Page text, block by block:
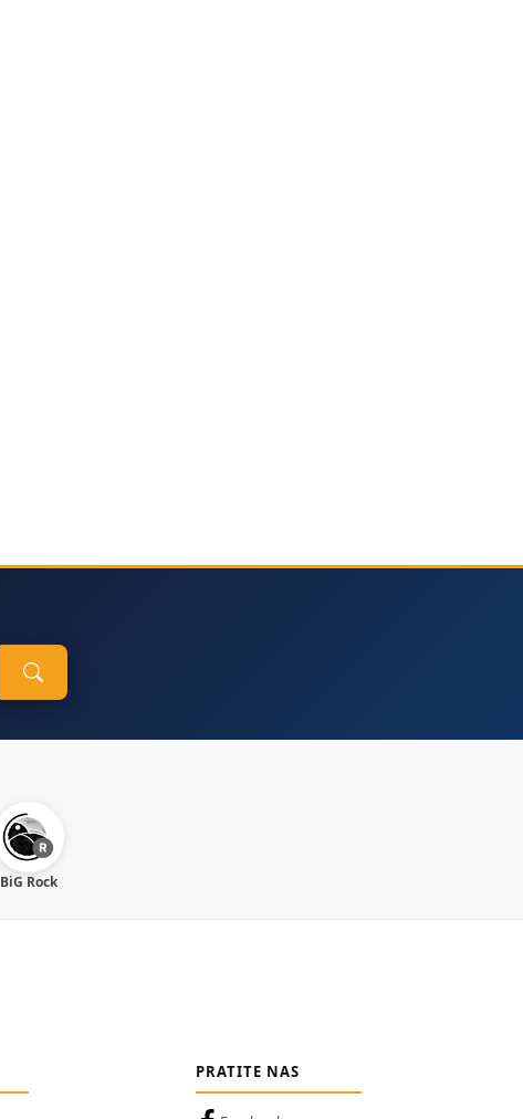
BiG Rock
PRATITE NAS